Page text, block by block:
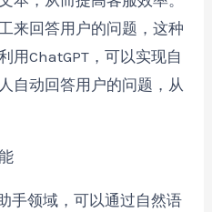
来回答用户的问题，这种
用ChatGPT，可以实现自
自动回答用户的问题，从
手领域，可以通过自然语